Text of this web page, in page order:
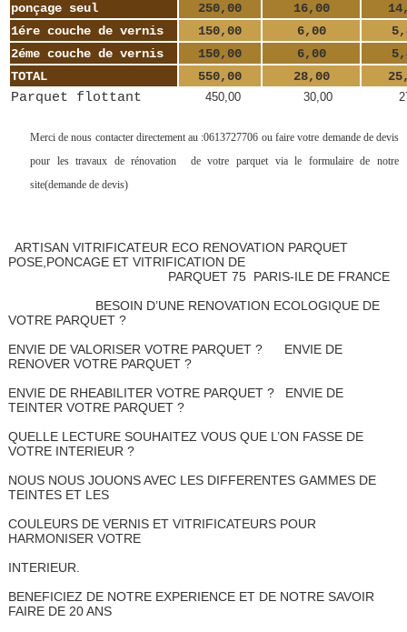
ponçage seul
250,00 16,00
1ére couche de vernis
150,00 6,00
2éme couche de vernis
150,00 6,00
TOTAL
550,00 28,00
Parquet flottant 450,00 30,00
Merci de nous contacter directement au :0613727706 ou faire votre demande de devis
pour les travaux de rénovation de votre parquet via le formulaire de notre
site(demande de devis)
ARTISAN VITRIFICATEUR ECO RENOVATION PARQUET
POSE,PONCAGE ET VITRIFICATION DE
PARQUET 75 PARIS-ILE DE FRANCE
BESOIN D’UNE RENOVATION ECOLOGIQUE DE
VOTRE PARQUET ?
ENVIE DE VALORISER VOTRE PARQUET ? ENVIE DE
RENOVER VOTRE PARQUET ?
ENVIE DE RHEABILITER VOTRE PARQUET ? ENVIE DE
TEINTER VOTRE PARQUET ?
QUELLE LECTURE SOUHAITEZ VOUS QUE L’ON FASSE DE
VOTRE INTERIEUR ?
NOUS NOUS JOUONS AVEC LES DIFFERENTES GAMMES DE
TEINTES ET LES
COULEURS DE VERNIS ET VITRIFICATEURS POUR
HARMONISER VOTRE
INTERIEUR.
BENEFICIEZ DE NOTRE EXPERIENCE ET DE NOTRE SAVOIR
FAIRE DE 20 ANS